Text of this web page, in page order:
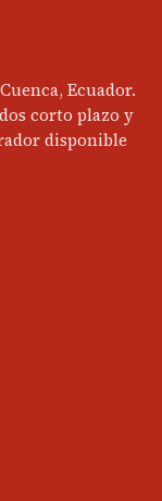
Ecuador.
corto plazo y
disponible